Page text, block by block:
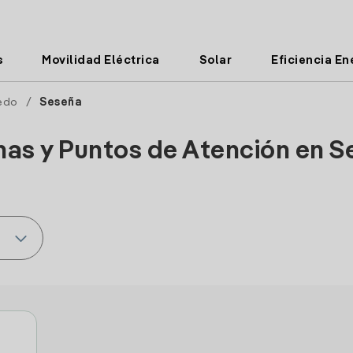
Movilidad Eléctrica Solar Eficiencia
/ Seseña
y Puntos de Atención en